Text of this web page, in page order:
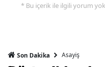
* Bu içerik ile ilgili yorum
Son Dakika Asayiş